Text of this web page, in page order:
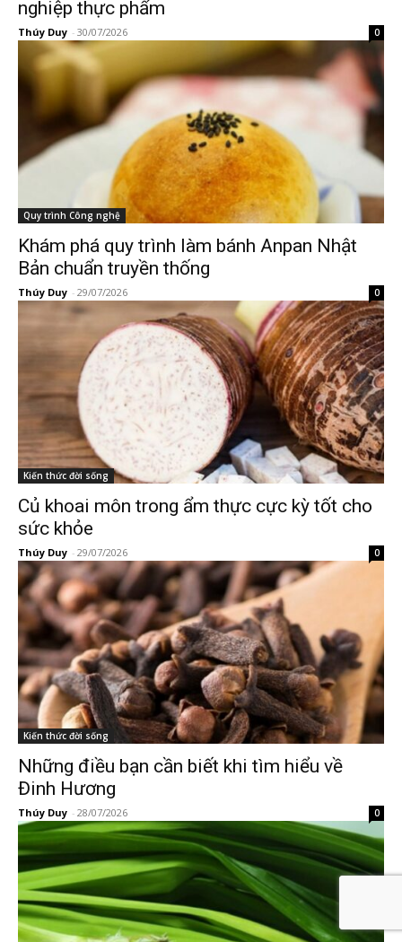
nghiệp thực phẩm
Thúy Duy - 30/07/2026 0
Quy trình Công nghệ
Khám phá quy trình làm bánh Anpan Nhật
Bản chuẩn truyền thống
Thúy Duy - 29/07/2026 0
Kiến thức đời sống
Củ khoai môn trong ẩm thực cực kỳ tốt cho
sức khỏe
Thúy Duy - 29/07/2026 0
Kiến thức đời sống
Những điều bạn cần biết khi tìm hiểu về
Đinh Hương
Thúy Duy - 28/07/2026 0